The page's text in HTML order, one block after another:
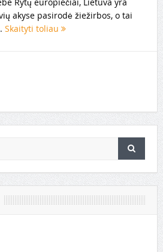
akyse pasirodė žiežirbos, o tai
Skaityti toliau